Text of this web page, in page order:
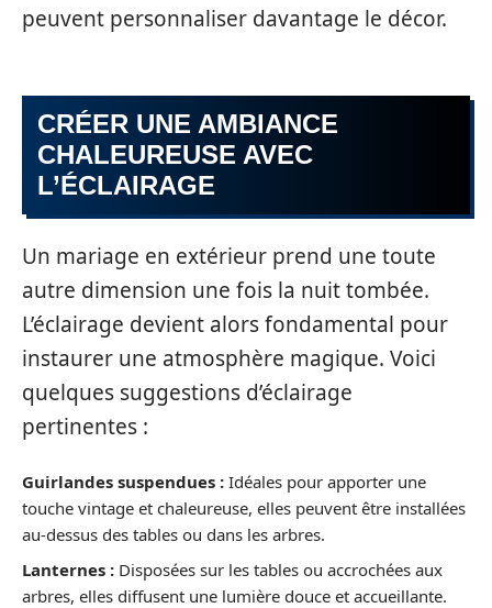
peuvent personnaliser davantage le décor.
CRÉER UNE AMBIANCE
CHALEUREUSE AVEC
L’ÉCLAIRAGE
Un mariage en extérieur prend une toute
autre dimension une fois la nuit tombée.
L’éclairage devient alors fondamental pour
instaurer une atmosphère magique. Voici
quelques suggestions d’éclairage
pertinentes :
Guirlandes suspendues : Idéales pour apporter une
touche vintage et chaleureuse, elles peuvent être installées
au-dessus des tables ou dans les arbres.
Lanternes : Disposées sur les tables ou accrochées aux
arbres, elles diffusent une lumière douce et accueillante.